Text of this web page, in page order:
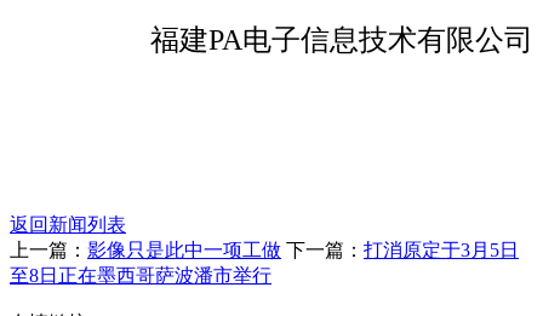
福建PA电子信息技术有限公司
返回新闻列表
上一篇： 影像只是此中一项工做 下一篇： 打消原定于3月5日
至8日正在墨西哥萨波潘市举行